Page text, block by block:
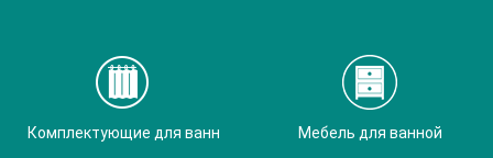
Комплектующие для ванн Мебель для ванной